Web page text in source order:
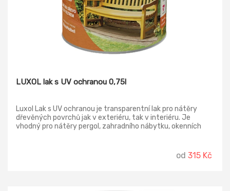
LUXOL lak s UV ochranou 0,75l
Luxol Lak s UV ochranou je transparentní lak pro nátěry
dřevěných povrchů jak v exteriéru, tak v interiéru. Je
vhodný pro nátěry pergol, zahradního nábytku, okenních
Díky své výborné zpracovatelnosti se jednoduše aplikuje. Má
vysokou odolnost vůči UV záření. Nátěr je známý svou
od 315 Kč